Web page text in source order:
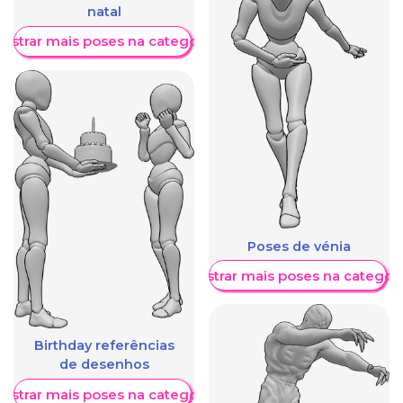
natal
mais poses na categoria
Birthday referências
de desenhos
mais poses na categoria
Poses de vénia
Mostrar mais poses na